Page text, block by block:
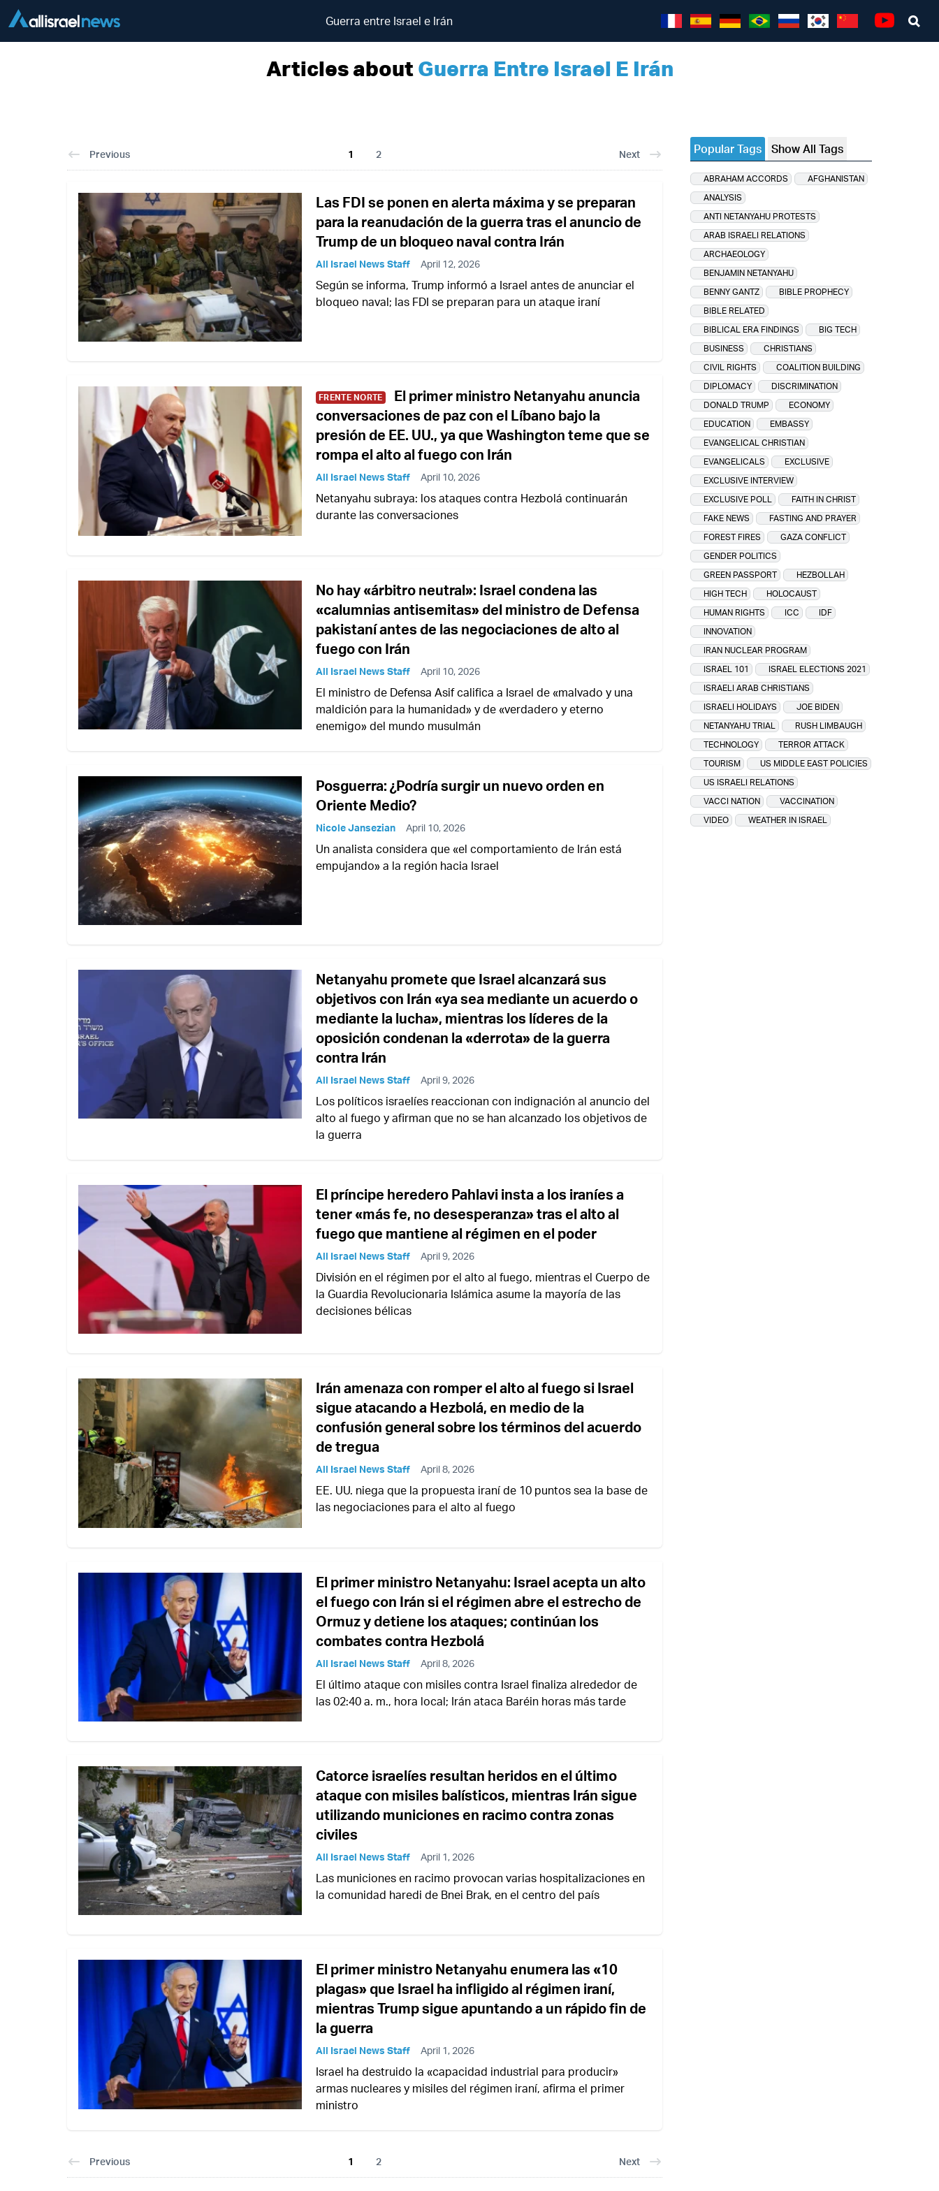
Guerra entre Israel e Irán
Articles aboutGuerra Entre Israel E Irán
Previous 1 2 Next
Las FDI se ponen en alerta máxima y se preparan
para la reanudación de la guerra tras el anuncio de
Trump de un bloqueo naval contra Irán
All Israel News Staff April 12, 2026
Según se informa, Trump informó a Israel antes de anunciar el
bloqueo naval; las FDI se preparan para un ataque iraní
FRENTE NORTE
El primer ministro Netanyahu anuncia
conversaciones de paz con el Líbano bajo la
presión de EE. UU., ya que Washington teme que se
rompa el alto al fuego con Irán
All Israel News Staff April 10, 2026
Netanyahu subraya: los ataques contra Hezbolá continuarán
durante las conversaciones
No hay «árbitro neutral»: Israel condena las
«calumnias antisemitas» del ministro de Defensa
pakistaní antes de las negociaciones de alto al
fuego con Irán
All Israel News Staff April 10, 2026
El ministro de Defensa Asif califica a Israel de «malvado y una
maldición para la humanidad» y de «verdadero y eterno
enemigo» del mundo musulmán
Posguerra: ¿Podría surgir un nuevo orden en
Oriente Medio?
Nicole Jansezian April 10, 2026
Un analista considera que «el comportamiento de Irán está
empujando» a la región hacia Israel
Netanyahu promete que Israel alcanzará sus
objetivos con Irán «ya sea mediante un acuerdo o
mediante la lucha», mientras los líderes de la
oposición condenan la «derrota» de la guerra
contra Irán
All Israel News Staff April 9, 2026
Los políticos israelíes reaccionan con indignación al anuncio del
alto al fuego y afirman que no se han alcanzado los objetivos de
la guerra
El príncipe heredero Pahlavi insta a los iraníes a
tener «más fe, no desesperanza» tras el alto al
fuego que mantiene al régimen en el poder
All Israel News Staff April 9, 2026
División en el régimen por el alto al fuego, mientras el Cuerpo de
la Guardia Revolucionaria Islámica asume la mayoría de las
decisiones bélicas
Irán amenaza con romper el alto al fuego si Israel
sigue atacando a Hezbolá, en medio de la
confusión general sobre los términos del acuerdo
de tregua
All Israel News Staff April 8, 2026
EE. UU. niega que la propuesta iraní de 10 puntos sea la base de
las negociaciones para el alto al fuego
El primer ministro Netanyahu: Israel acepta un alto
el fuego con Irán si el régimen abre el estrecho de
Ormuz y detiene los ataques; continúan los
combates contra Hezbolá
All Israel News Staff April 8, 2026
El último ataque con misiles contra Israel finaliza alrededor de
las 02:40 a. m., hora local; Irán ataca Baréin horas más tarde
Catorce israelíes resultan heridos en el último
ataque con misiles balísticos, mientras Irán sigue
utilizando municiones en racimo contra zonas
civiles
All Israel News Staff April 1, 2026
Las municiones en racimo provocan varias hospitalizaciones en
la comunidad haredi de Bnei Brak, en el centro del país
El primer ministro Netanyahu enumera las «10
plagas» que Israel ha infligido al régimen iraní,
mientras Trump sigue apuntando a un rápido fin de
la guerra
All Israel News Staff April 1, 2026
Israel ha destruido la «capacidad industrial para producir»
armas nucleares y misiles del régimen iraní, afirma el primer
ministro
Previous 1 2 Next
Popular Tags Show All Tags
ABRAHAM ACCORDS
AFGHANISTAN
ANALYSIS
ANTI NETANYAHU PROTESTS
ARAB ISRAELI RELATIONS
ARCHAEOLOGY
BENJAMIN NETANYAHU
BENNY GANTZ
BIBLE PROPHECY
BIBLE RELATED
BIBLICAL ERA FINDINGS
BIG TECH
BUSINESS
CHRISTIANS
CIVIL RIGHTS
COALITION BUILDING
DIPLOMACY
DISCRIMINATION
DONALD TRUMP
ECONOMY
EDUCATION
EMBASSY
EVANGELICAL CHRISTIAN
EVANGELICALS
EXCLUSIVE
EXCLUSIVE INTERVIEW
EXCLUSIVE POLL
FAITH IN CHRIST
FAKE NEWS
FASTING AND PRAYER
FOREST FIRES
GAZA CONFLICT
GENDER POLITICS
GREEN PASSPORT
HEZBOLLAH
HIGH TECH
HOLOCAUST
HUMAN RIGHTS
ICC
IDF
INNOVATION
IRAN NUCLEAR PROGRAM
ISRAEL 101
ISRAEL ELECTIONS 2021
ISRAELI ARAB CHRISTIANS
ISRAELI HOLIDAYS
JOE BIDEN
NETANYAHU TRIAL
RUSH LIMBAUGH
TECHNOLOGY
TERROR ATTACK
TOURISM
US MIDDLE EAST POLICIES
US ISRAELI RELATIONS
VACCI NATION
VACCINATION
VIDEO
WEATHER IN ISRAEL